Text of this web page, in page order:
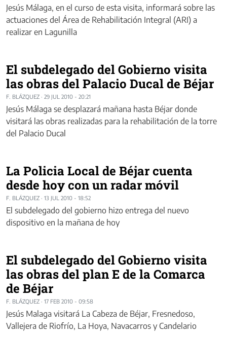
Jesús Málaga, en el curso de esta visita, informará sobre las
actuaciones del Área de Rehabilitación Integral (ARI) a
realizar en Lagunilla
El subdelegado del Gobierno visita
las obras del Palacio Ducal de Béjar
F. BLÁZQUEZ · 29 JUL 2010 - 20:21
Jesús Málaga se desplazará mañana hasta Béjar donde
visitará las obras realizadas para la rehabilitación de la torre
del Palacio Ducal
La Policia Local de Béjar cuenta
desde hoy con un radar móvil
F. BLÁZQUEZ · 13 JUL 2010 - 18:52
El subdelegado del gobierno hizo entrega del nuevo
dispositivo en la mañana de hoy
El subdelegado del Gobierno visita
las obras del plan E de la Comarca
de Béjar
F. BLÁZQUEZ · 17 FEB 2010 - 09:58
Jesús Malaga visitará La Cabeza de Béjar, Fresnedoso,
Vallejera de Riofrío, La Hoya, Navacarros y Candelario